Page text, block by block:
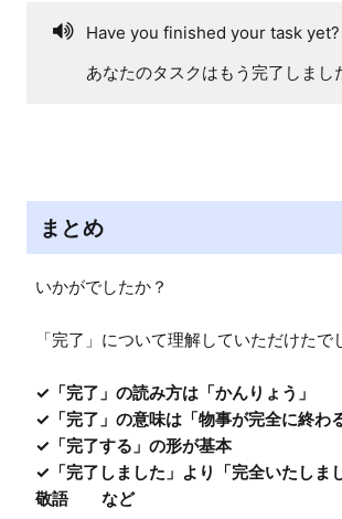
Have you finished your task yet?
あなたのタスクはもう完了しまし
まとめ
いかがでしたか？
✓「完了」の読み方は「かんりょう」
✓「完了」の意味は「物事が完全に終わ
✓「完了する」の形が基本
✓「完了しました」より「完全いたしま